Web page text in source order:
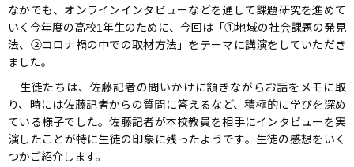
なかでも、オンラインインタビューなどを通して課題研究を進めて
いく今年度の高校1年生のために、今回は「①地域の社会課題の発見
法、②コロナ禍の中での取材方法」をテーマに講演をしていただき
ました。
生徒たちは、佐藤記者の問いかけに頷きながらお話をメモに取
り、時には佐藤記者からの質問に答えるなど、積極的に学びを深め
ている様子でした。佐藤記者が本校教員を相手にインタビューを実
演したことが特に生徒の印象に残ったようです。生徒の感想をいく
つかご紹介します。